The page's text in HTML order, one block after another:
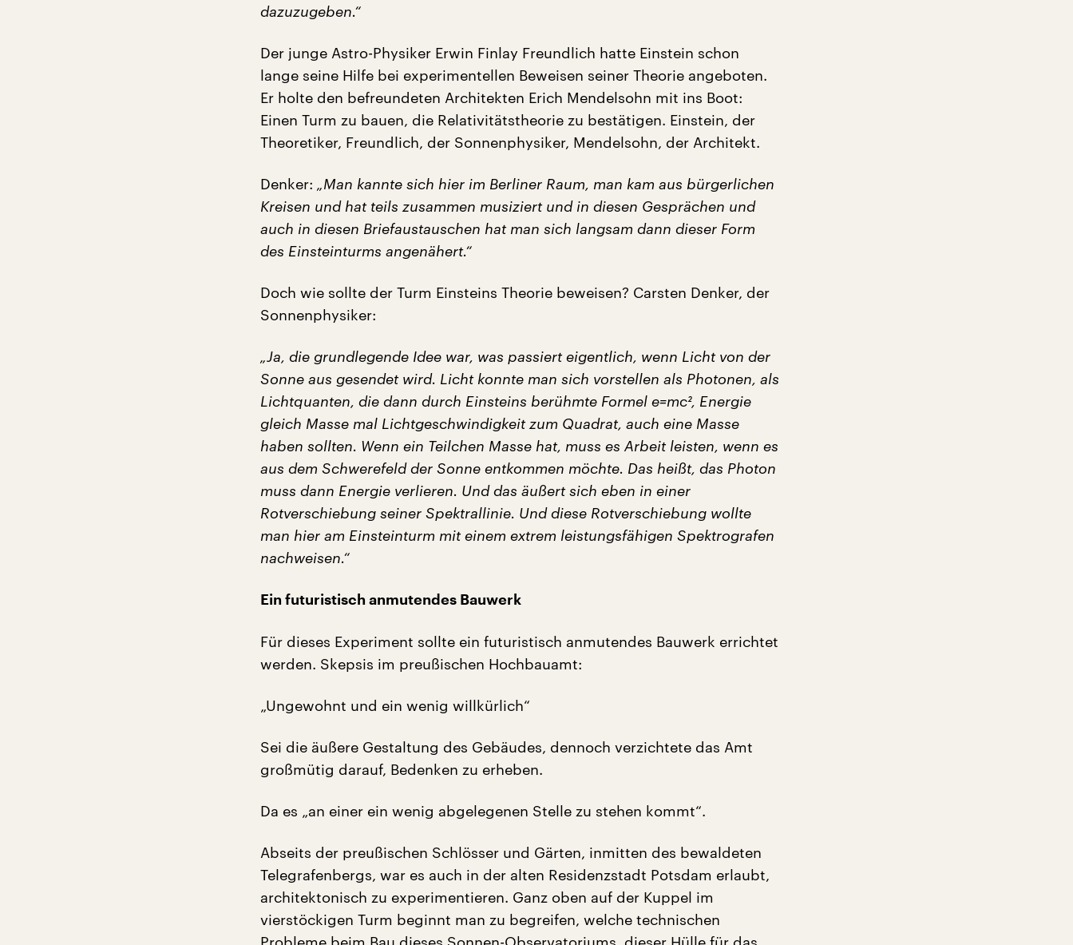
dazuzugeben.“
Der junge Astro-Physiker Erwin Finlay Freundlich hatte Einstein schon
lange seine Hilfe bei experimentellen Beweisen seiner Theorie angeboten.
Er holte den befreundeten Architekten Erich Mendelsohn mit ins Boot:
Einen Turm zu bauen, die Relativitätstheorie zu bestätigen. Einstein, der
Theoretiker, Freundlich, der Sonnenphysiker, Mendelsohn, der Architekt.
Denker: „Man kannte sich hier im Berliner Raum, man kam aus bürgerlichen
Kreisen und hat teils zusammen musiziert und in diesen Gesprächen und
auch in diesen Briefaustauschen hat man sich langsam dann dieser Form
des Einsteinturms angenähert.“
Doch wie sollte der Turm Einsteins Theorie beweisen? Carsten Denker, der
Sonnenphysiker:
„Ja, die grundlegende Idee war, was passiert eigentlich, wenn Licht von der
Sonne aus gesendet wird. Licht konnte man sich vorstellen als Photonen, als
Lichtquanten, die dann durch Einsteins berühmte Formel e=mc², Energie
gleich Masse mal Lichtgeschwindigkeit zum Quadrat, auch eine Masse
haben sollten. Wenn ein Teilchen Masse hat, muss es Arbeit leisten, wenn es
aus dem Schwerefeld der Sonne entkommen möchte. Das heißt, das Photon
muss dann Energie verlieren. Und das äußert sich eben in einer
Rotverschiebung seiner Spektrallinie. Und diese Rotverschiebung wollte
man hier am Einsteinturm mit einem extrem leistungsfähigen Spektrografen
nachweisen.“
Ein futuristisch anmutendes Bauwerk
Für dieses Experiment sollte ein futuristisch anmutendes Bauwerk errichtet
werden. Skepsis im preußischen Hochbauamt:
„Ungewohnt und ein wenig willkürlich“
Sei die äußere Gestaltung des Gebäudes, dennoch verzichtete das Amt
großmütig darauf, Bedenken zu erheben.
Da es „an einer ein wenig abgelegenen Stelle zu stehen kommt“.
Abseits der preußischen Schlösser und Gärten, inmitten des bewaldeten
Telegrafenbergs, war es auch in der alten Residenzstadt Potsdam erlaubt,
architektonisch zu experimentieren. Ganz oben auf der Kuppel im
vierstöckigen Turm beginnt man zu begreifen, welche technischen